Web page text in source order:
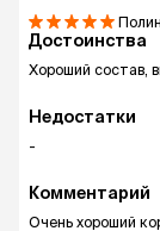
Достоинства
Хороший состав,
Недостатки
-
Комментарий
Очень хороший